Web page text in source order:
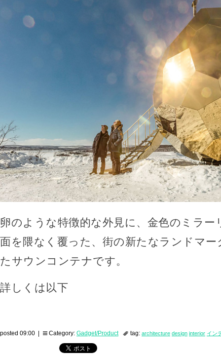
卵のような特徴的な外見に、金色のミラー
面を隈なく覆った、街の新たなランドマ
たサウンコンテナです。
詳しくは以下
posted 09:00 | Category: Gadget/Product tag: architecture design interior イン